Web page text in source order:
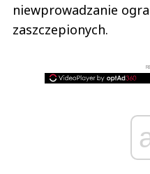
niewprowadzanie
zaszczepionych.